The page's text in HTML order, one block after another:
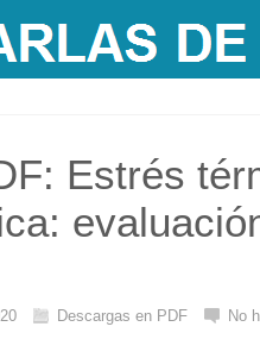
Estrés
Descargas en PDF No